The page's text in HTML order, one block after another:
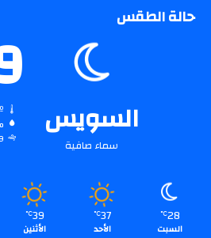
حالة الطقس
السويس
سماء صافية
28
℃
السبت
37
℃
الأحد
39
℃
الأثنين